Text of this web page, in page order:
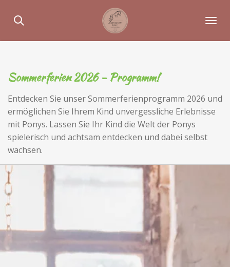
Hauptinhalt
Sommerferien 2026 - Programm!
Entdecken Sie unser Sommerferienprogramm 2026 und
ermöglichen Sie Ihrem Kind unvergessliche Erlebnisse
mit Ponys. Lassen Sie Ihr Kind die Welt der Ponys
spielerisch und achtsam entdecken und dabei selbst
wachsen.